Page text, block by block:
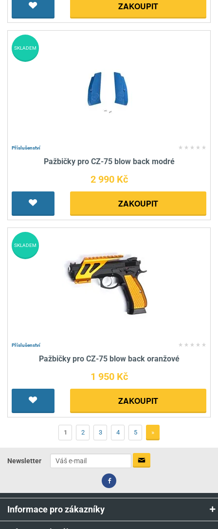
ZAKOUPIT
Příslušenství
Pažbičky pro CZ-75 blow back modré
2 990 Kč
ZAKOUPIT
SKLADEM
Příslušenství
Pažbičky pro CZ-75 blow back oranžové
1 950 Kč
ZAKOUPIT
SKLADEM
1 2 3 4 5 »
Newsletter
Informace pro zákazníky